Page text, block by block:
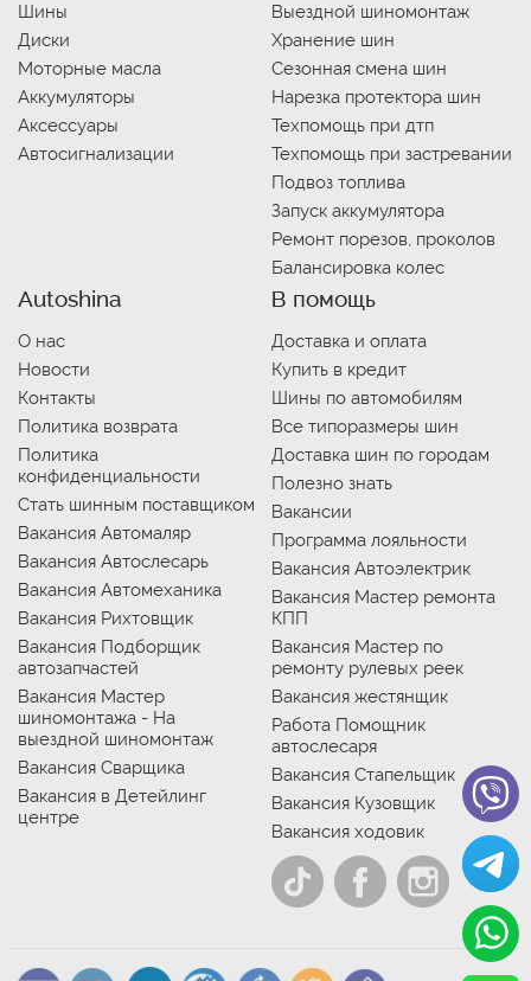
Шины
Диски
Моторные масла
Аккумуляторы
Аксессуары
Автосигнализации
Выездной шиномонтаж
Хранение шин
Сезонная смена шин
Нарезка протектора шин
Техпомощь при дтп
Техпомощь при застревании
Подвоз топлива
Запуск аккумулятора
Ремонт порезов, проколов
Балансировка колес
Autoshina
О нас
Новости
Контакты
Политика возврата
Политика
конфиденциальности
Стать шинным поставщиком
Вакансия Автомаляр
Вакансия Автослесарь
Вакансия Автомеханика
Вакансия Рихтовщик
Вакансия Подборщик
автозапчастей
Вакансия Мастер
шиномонтажа - На
выездной шиномонтаж
Вакансия Сварщика
Вакансия в Детейлинг
центре
В помощь
Доставка и оплата
Купить в кредит
Шины по автомобилям
Все типоразмеры шин
Доставка шин по городам
Полезно знать
Вакансии
Программа лояльности
Вакансия Автоэлектрик
Вакансия Мастер ремонта
КПП
Вакансия Мастер по
ремонту рулевых реек
Вакансия жестянщик
Работа Помощник
автослесаря
Вакансия Стапельщик
Вакансия Кузовщик
Вакансия ходовик